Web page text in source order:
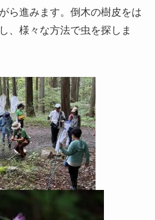
ら進みます。倒木の樹皮をは
、様々な方法で虫を探しま